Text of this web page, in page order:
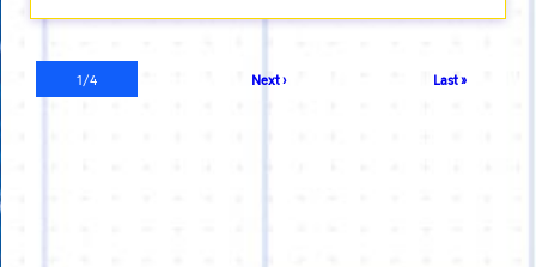
Pagination
Page
courante
1/4
Page
Next ›
Dernière
Last »